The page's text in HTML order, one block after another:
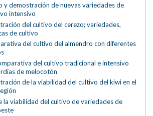
y demostración de nuevas variedades de
intensivo
del cultivo del cerezo; variedades,
de cultivo
del cultivo del almendro con diferentes
del cultivo tradicional e intensivo
de melocotón
de la viabilidad del cultivo del kiwi en el
la viabilidad del cultivo de variedades de